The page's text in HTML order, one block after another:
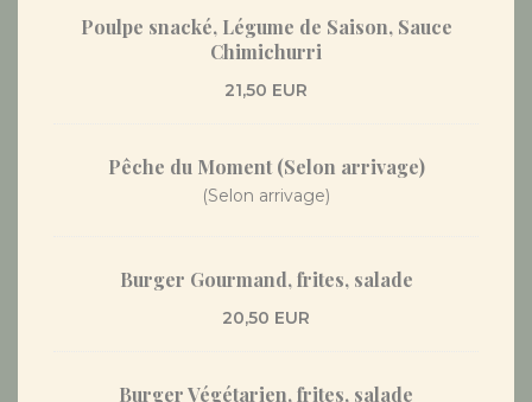
Poulpe snacké, Légume de Saison, Sauce
Chimichurri
21,50 EUR
Pêche du Moment (Selon arrivage)
(Selon arrivage)
Burger Gourmand, frites, salade
20,50 EUR
Burger Végétarien, frites, salade